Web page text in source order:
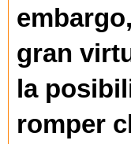
gran
la
romper